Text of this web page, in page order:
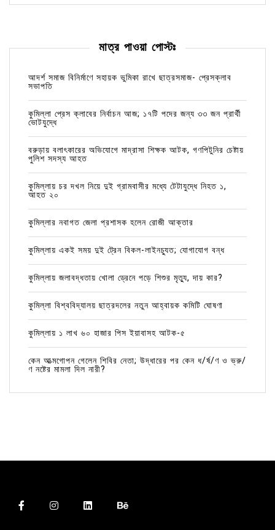
মাত্র পাওয়া পোস্টঃ
আদর্শ সমাজ বিনির্মাণে সহায়ক ভুমিকা রাখে ছাত্রসমাজ- প্রেসক্লাব
সভাপতি
কুমিল্লা প্রেস ক্লাবের নির্বাচন আজ; ১৭টি পদের জন্য ৩৩ জন প্রার্থী
ভোটযুদ্ধে
বরুড়ায় বলাৎকারের অভিযোগে মাদ্রাসা শিক্ষক আটক, গণপিটুনির চেষ্টায়
পুলিশ সদস্য আহত
কুমিল্লায় চর দখল নিয়ে দুই গ্রামবাসীর মধ্যে টেটাযুদ্ধে নিহত ১,
আহত ২০
কুমিল্লার নবাগত জেলা প্রশাসক হলেন রোজী আক্তার
কুমিল্লায় একই সময় দুই ট্রেন বিকল-লাইনচ্যুত; যোগাযোগ বন্ধ
কুমিল্লায় জলাবদ্ধতায় খোলা ড্রেনে পড়ে শিশুর মৃত্যু, দায় কার?
কুমিল্লা বিশ্ববিদ্যালয় ছাত্রদলের নতুন আহ্বায়ক কমিটি ঘোষণা
কুমিল্লায় ১ লাখ ৬০ হাজার পিস ইয়াবাসহ আটক-৫
কেন আত্মগোপন গেলেন শিবির নেতা; উদ্ধারের পর কেন ধ/র্ষ/ণ ও ভ্রু/
ণ নষ্টের মামলা দিল নারী?